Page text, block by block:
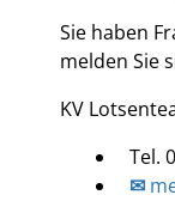
Sie haben
melden Sie
KV
Tel.
✉